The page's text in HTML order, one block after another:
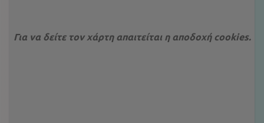
Για να δείτε τον χάρτη απαιτείται η αποδοχή cookies.